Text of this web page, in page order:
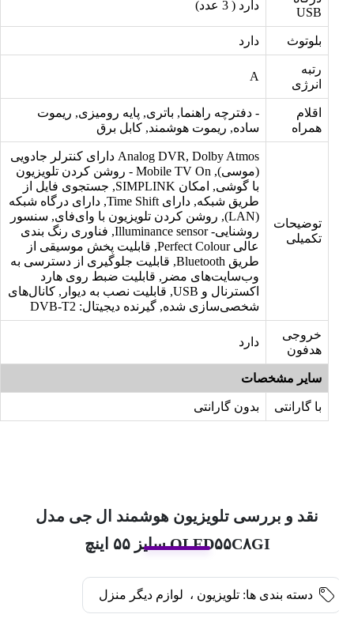
USB
دارد ( 3 عدد)
بلوتوث دارد
رتبه
انرژی
اقلام
همراه
- دفترچه راهنما, باتری, پایه رومیزی, ریموت
ساده, ریموت هوشمند, کابل برق
توضیحات
تکمیلی
Analog DVR, Dolby Atmos دارای کنترلر جادویی
(موسی), Mobile TV On - روشن کردن تلویزیون
با گوشی, امکان SIMPLINK, جستجوی فایل از
طریق شبکه, دارای Time Shift, دارای درگاه شبکه
(LAN), روشن کردن تلویزیون با وای‌فای, سنسور
روشنایی- Illuminance sensor, فناوری رنگ بندی
عالی Perfect Colour, قابلیت پخش موسیقی از
طریق Bluetooth, قابلیت جلوگیری از دسترسی به
وب‌سایت‌های مضر, قابلیت ضبط روی هارد
اکسترنال و USB, قابلیت نصب به دیوار, کانال‌های
شخصی‌سازی شده, گیرنده دیجیتال: DVB-T2
خروجی
هدفون
دارد
سایر مشخصات
با گارانتی بدون گارانتی
نقد و بررسی تلویزیون هوشمند ال جی مدل
OLED۵۵C۸GI سایز ۵۵ اینچ
دسته بندی ها: تلویزیون ، لوازم دیگر منزل